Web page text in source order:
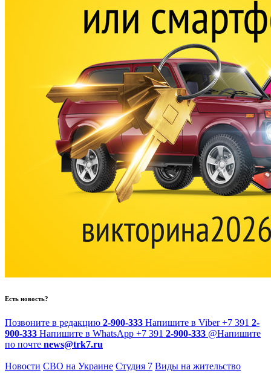
Есть новость?
Позвоните в редакцию 2-900-333 Напишите в Viber +7 391 2-
900-333 Напишите в WhatsApp +7 391 2-900-333 @Напишите
по почте news@trk7.ru
Новости СВО на Украине Студия 7 Виды на жительство